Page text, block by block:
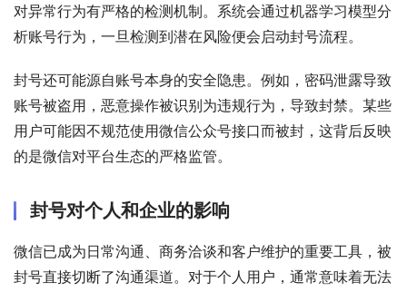
对异常行为有严格的检测机制。系统会通过机器学习模型分
析账号行为，一旦检测到潜在风险便会启动封号流程。
封号还可能源自账号本身的安全隐患。例如，密码泄露导致
账号被盗用，恶意操作被识别为违规行为，导致封禁。某些
用户可能因不规范使用微信公众号接口而被封，这背后反映
的是微信对平台生态的严格监管。
封号对个人和企业的影响
微信已成为日常沟通、商务洽谈和客户维护的重要工具，被
封号直接切断了沟通渠道。对于个人用户，通常意味着无法